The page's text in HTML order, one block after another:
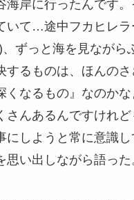
海岸に行ったんです
いて…途中フカヒレラ
ずっと海を見ながら
するものは、ほんのさ
くなるもの』なのか
さんあるんですけれど
にしようと常に意識し
い出しながら語った